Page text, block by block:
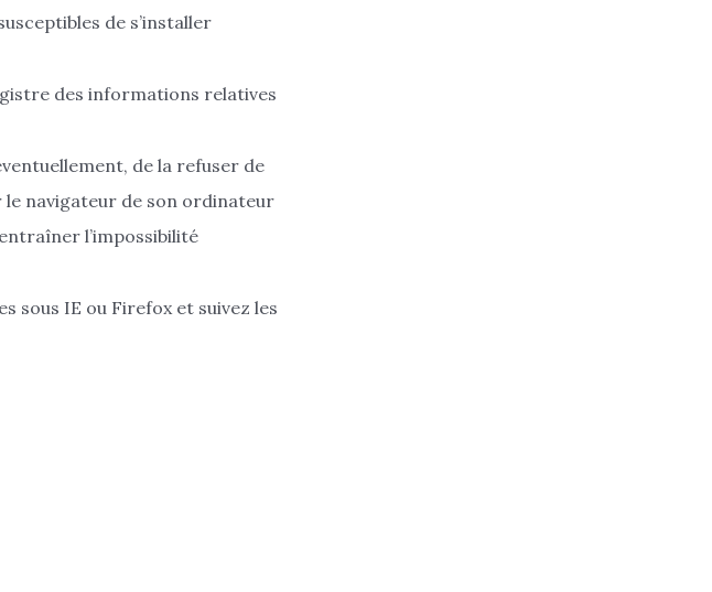
de s’installer
des informations relatives
de la refuser de
le navigateur de son ordinateur
l’impossibilité
sous IE ou Firefox et suivez les